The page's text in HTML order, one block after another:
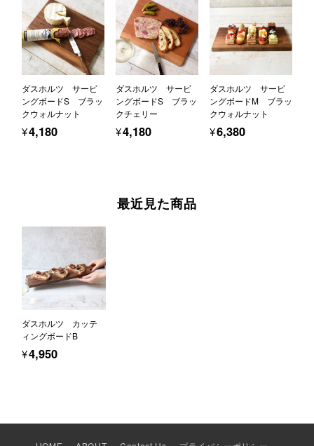
ダスホルツ サービ
ングボードS ブラッ
クウォルナット
¥4,180
ダスホルツ サービ
ングボードS ブラッ
クチェリー
¥4,180
ダスホルツ サービ
ングボードM ブラッ
クウォルナット
¥6,380
最近見た商品
ダスホルツ カッテ
ィングボードB
¥4,950